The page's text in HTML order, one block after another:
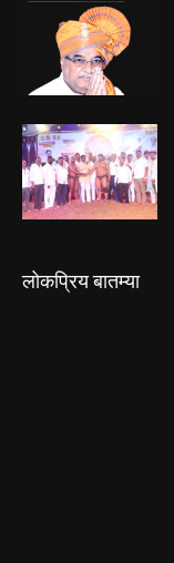
लोकप्रिय बातम्या